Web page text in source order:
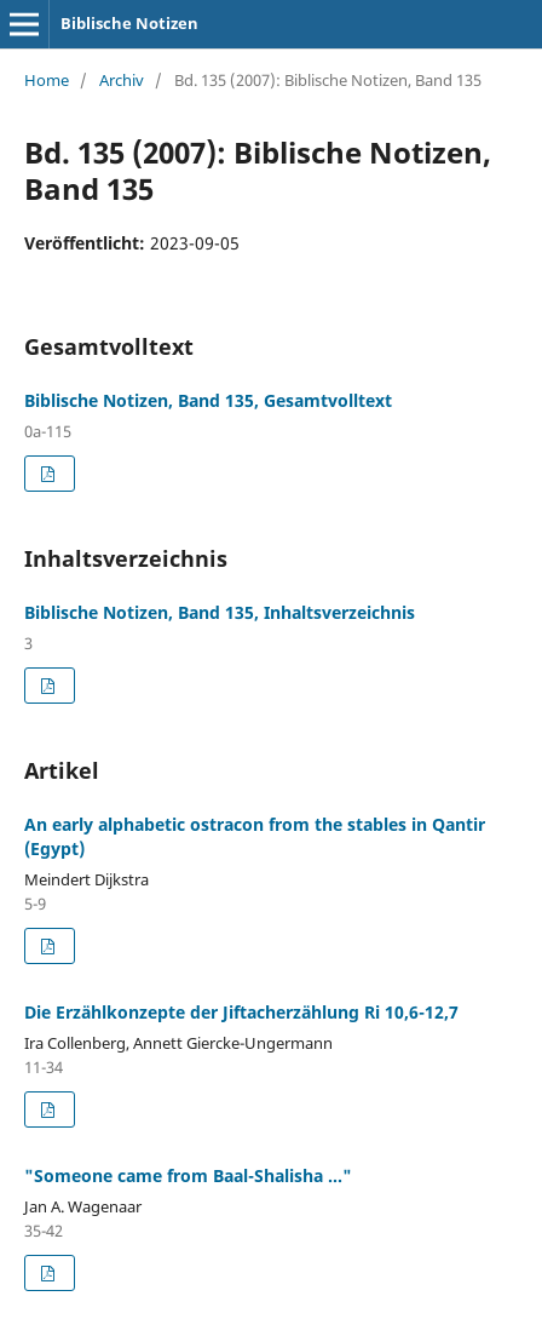
Biblische Notizen
Home / Archiv / Bd. 135 (2007): Biblische Notizen, Band 135
Bd. 135 (2007): Biblische Notizen,
Band 135
Veröffentlicht: 2023-09-05
Gesamtvolltext
Biblische Notizen, Band 135, Gesamtvolltext
0a-115
Inhaltsverzeichnis
Biblische Notizen, Band 135, Inhaltsverzeichnis
3
Artikel
An early alphabetic ostracon from the stables in Qantir
(Egypt)
Meindert Dijkstra
5-9
Die Erzählkonzepte der Jiftacherzählung Ri 10,6-12,7
Ira Collenberg, Annett Giercke-Ungermann
11-34
"Someone came from Baal-Shalisha ..."
Jan A. Wagenaar
35-42